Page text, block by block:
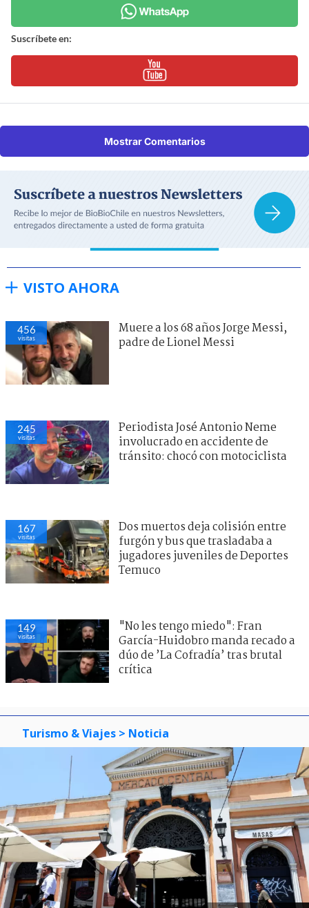
Suscríbete en:
Mostrar Comentarios
VISTO AHORA
456
visitas
Muere a los 68 años Jorge Messi,
padre de Lionel Messi
245
visitas
Periodista José Antonio Neme
involucrado en accidente de
tránsito: chocó con motociclista
167
visitas
Dos muertos deja colisión entre
furgón y bus que trasladaba a
jugadores juveniles de Deportes
Temuco
149
visitas
"No les tengo miedo": Fran
García-Huidobro manda recado a
dúo de ’La Cofradía’ tras brutal
crítica
Turismo & Viajes > Noticia